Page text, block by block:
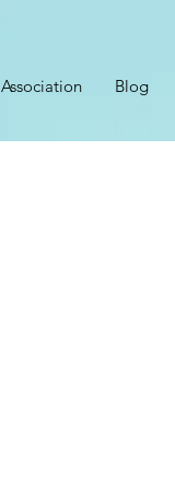
Association Blog